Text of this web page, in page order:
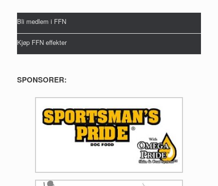
Bli medlem i FFN
Kjøp FFN effekter
SPONSORER: